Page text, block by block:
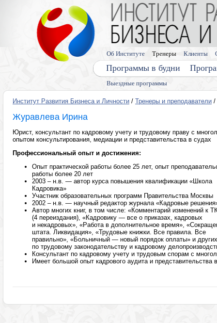
Выездные программы
Программы в будни
Об Институте Тренеры Клиенты
Институт Развития Бизнеса и Личности / Тренеры и преподаватели /
Журавлева Ирина
Юрист, консультант по кадровому учету и трудовому праву с
опытом консультирования, медиации и представительства в судах
Профессиональный опыт и достижения:
Опыт практической работы более 25 лет, опыт
работы более 20 лет
2003 – н.в. — автор курса повышения квалификации «Школа
Кадровика»
Участник образовательных программ Правительства Москвы
2002 – н.в. — научный редактор журнала «Кадровые
Автор многих книг, в том числе: «Комментарий изменений к
(4 переиздания), «Кадровику — все о приказах, кадровых
и некадровых», «Работа в дополнительное время»,
штата. Ликвидация», «Трудовые книжки. Все правила. Все
правильно», «Больничный — новый порядок оплаты» и
по трудовому законодательству и кадровому
Консультант по кадровому учету и трудовым спорам с
Имеет большой опыт кадрового аудита и